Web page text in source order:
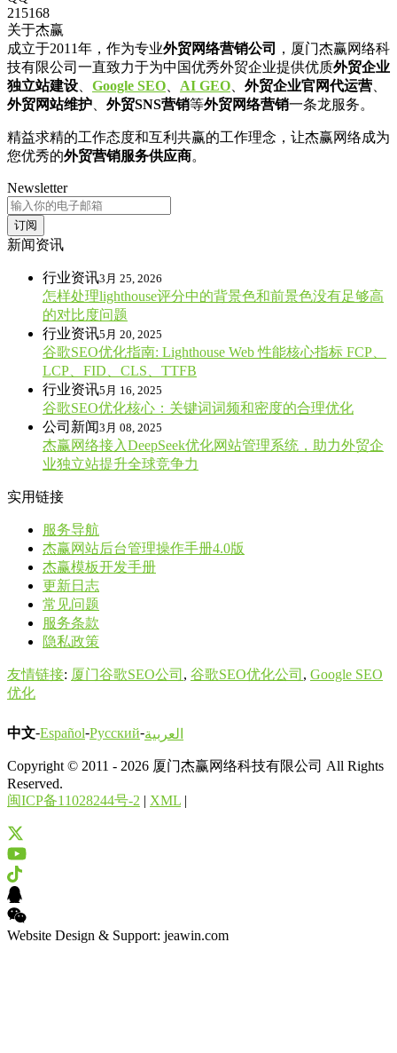
215168
关于杰赢
成立于2011年，作为专业外贸网络营销公司
，厦门杰赢网络科
技有限公司一直致力于为中国优秀外贸企业提供优质外贸企业
独立站建设、 Google SEO、 AI GEO、 外贸企业官网代运营、
外贸网站维护、 外贸SNS营销等外贸网络营销一条龙服务。
精益求精的工作态度和互利共赢的工作理念，让杰赢网络成为
您优秀的外贸营销服务供应商。
Newsletter
订阅
新闻资讯
行业资讯3月 25, 2026
怎样处理lighthouse评分中的背景色和前景色没有足够高
的对比度问题
行业资讯5月 20, 2025
谷歌SEO优化指南: Lighthouse Web 性能核心指标 FCP、
LCP、FID、CLS、TTFB
行业资讯5月 16, 2025
谷歌SEO优化核心：关键词词频和密度的合理优化
公司新闻3月 08, 2025
杰赢网络接入DeepSeek优化网站管理系统，助力外贸企
业独立站提升全球竞争力
实用链接
服务导航
杰赢网站后台管理操作手册4.0版
杰赢模板开发手册
更新日志
常见问题
服务条款
隐私政策
友情链接: 厦门谷歌SEO公司 , 谷歌SEO优化公司 , Google SEO
优化
中文-Español-Русский-العربية
Copyright © 2011 - 2026 厦门杰赢网络科技有限公司 All Rights
Reserved.
闽ICP备11028244号-2 | XML |
Website Design & Support: jeawin.com